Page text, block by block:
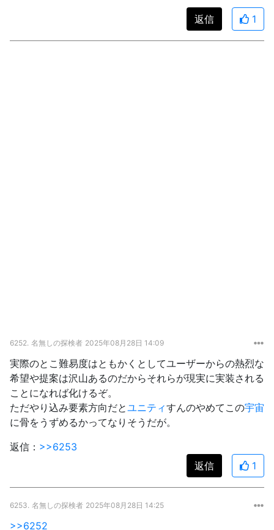
返信 1
6252. 名無しの探検者 2025年08月28日 14:09
実際のとこ難易度はともかくとしてユーザーからの熱烈な
希望や提案は沢山あるのだからそれらが現実に実装される
ことになれば化けるぞ。
ただやり込み要素方向だとユニティすんのやめてこの宇宙
に骨をうずめるかってなりそうだが。
返信： >>6253
返信
1
6253. 名無しの探検者 2025年08月28日 14:25
>>6252